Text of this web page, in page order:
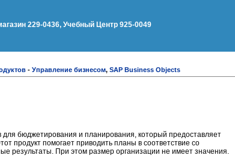
229-0436, Учебный Центр 925-0049
- Управление бизнесом, SAP Business Objects
для бюджетирования и планирования, который предоставляет
продукт помогает приводить планы в соответствие со
результаты. При этом размер организации не имеет значения.